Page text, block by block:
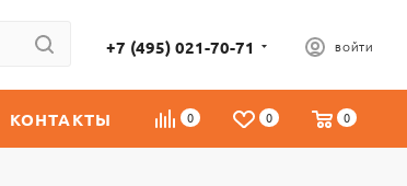
+7 (495) 021-70-71 ВОЙТИ
0 0 0
КОНТАКТЫ